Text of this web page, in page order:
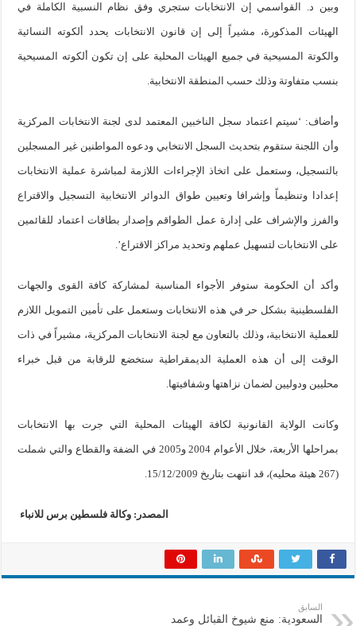
وبين د. القواسمي إن الانتخابات ستجري وفق نظام النسبية الكاملة في
الهيئات المذكورة، مشيراً إلى إن قانون الانتخابات يحدد ألكوته النسائية
والكوتة المسيحية في جميع الهيئات المحلية على إن تكون ألكوته المسيحية
بنسب متفاوتة وذلك حسب المنطقة الانتخابية.
وأضاف: ‘سيتم اعتماد سجل الناخبين المعتمد لدى لجنة الانتخابات المركزية
وأن اللجنة ستقوم بتحديث السجل الانتخابي ودعوه المواطنين غير المسجلين
بالتسجيل، وستعمل على اتخاذ الإجراءات اللازمة لمباشرة عملية الانتخابات
إعدادا وتنظيماً وإشرافا وتعيين طواق الدوائر الانتخابية التسجيل والاقتراع
والفرز والإشراف على إدارة عمل الطواقم وإصدار بطاقات اعتماد للقائمين
على الانتخابات لتسهيل عملهم وتحديد مراكز الاقتراع’.
وأكد أن الحكومة ستوفر الأجواء المناسبة لمشاركة كافة القوى والجهات
الفلسطينية بشكل حر في هذه الانتخابات وستعمل على تأمين التمويل اللازم
للعملية الانتخابية، وذلك بالتعاون مع لجنة الانتخابات المركزية، مشيراً في ذات
الوقت إلى أن هذه العملية الديمقراطية ستخضع للرقابة من قبل خبراء
محليين ودوليين لضمان نزاهتها وشفافيتها.
وكانت الولاية القانونية لكافة الهيئات المحلية التي جرت بها الانتخابات
بمراحلها الأربعة، خلال الأعوام 2004 و2005 في الضفة والقطاع والتي شملت
(267 هيئة محليه)، قد انتهت بتاريخ 15/12/2009.
المصدر: وكالة فلسطين برس للانباء
السابق
السعودية: منع شيوخ القبائل وعمد